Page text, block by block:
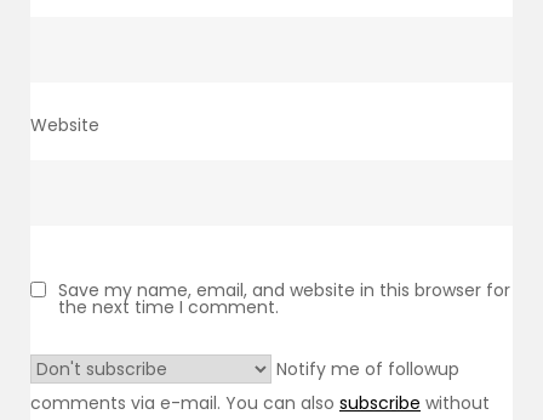
Website
Save my name, email, and website in this browser for
the next time I comment.
Notify me of followup
comments via e-mail. You can also subscribe without